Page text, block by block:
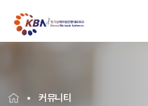
커뮤니티